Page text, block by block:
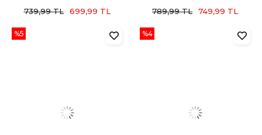
739,99 TL 699,99 TL
789,99 TL
749,99 TL
%5 %4